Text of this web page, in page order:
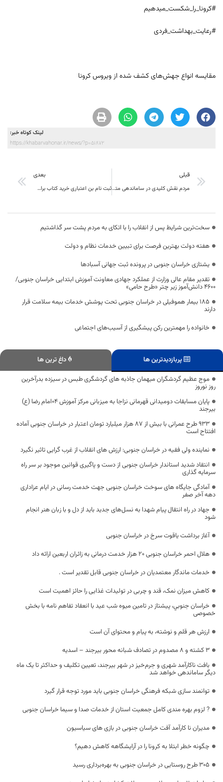
#کرونا_را_شکست_میدهیم
#رعایت_بهداشت_فردی
مقایسه انواع جهش‌های کشف شده از ویروس کرونا
لینک کوتاه خبر:
https://khabarvahonar.ir/news/?p=51872
قبلی
مردم نقش کلیدی در ساماندهی متکدیان و زباله‌گردها دارند
بعدی
ثبت نام بن اعتباری خرید کتاب برای نخستین نمایشگاه مجازی کتاب تهران
سخت‌ترین شرایط پس از انقلاب را با اتکای به مردم پشت سر گذاشتیم
هفته دولت بهترین فرصت برای تبیین خدمات نظام و دولت
یشتازی خراسان جنوبی در پرونده ثبت جهانی آسبادها
تقدیر مقام عالی وزارت از عملکرد جهادی معاونت آموزش ابتدایی خراسان جنوبی/
۴۶۰۰ دانش‌آموز زیر چتر «طرح حامی»
۱۸۵ بیمار هموفیلی در خراسان جنوبی تحت پوشش خدمات بیمه سلامت قرار
دارند
خانواده را مهمترین رکن پیشگیری از آسیب‌های اجتماعی
پربازدیدترین ها
داغ ترین ها
موج عظیم گردشگران میهمان جاذبه های گردشگری طبس در سیزده بدرآخرین
روز نوروز
پایان مسابقات دومیدانی قهرمانی نزاجا به میزبانی مرکز آموزش ۰۴امام رضا (ع)
بیرجند
۹۳۳ طرح عمرانی با بیش از ۸۷ هزار میلیارد تومان اعتبار در خراسان جنوبی آماده
افتتاح است
نماینده ولی فقیه در خراسان جنوبی: ارزش های انقلاب از غرب گرایی تاثیر نگیرد
انتقاد شدید استاندار خراسان جنوبی از دست و پاگیری قوانین موجود بر سر راه
سرمایه گذاری
آمادگی جایگاه های سوخت خراسان جنوبی جهت خدمت رسانی در ایام عزاداری
دهه آخر صفر
جهاد در راه انتقال پیام شهدا به نسل‌های جدید باید از دل و با زبان هنر انجام
شود
آغاز برداشت یاقوت سرخ در خراسان جنوبی
هلال احمر خراسان‌ جنوبی ۲۰ هزار خدمت درمانی به زائران اربعین ارائه داد
خدمات ماندگار معتمدیان در خراسان جنوبی قابل تقدیر است .
کاهش میزان نمک، قند و چربی در تولیدات غذایی را حائز اهمیت است
خراسان جنوبي، پيشتاز در تامين ميوه شب عيد با انعقاد تفاهم نامه با بخش
خصوصی
ارزش هر قلم و نوشته، به پیام و محتوای آن است
۳ کشته و ۸ مصدوم در تصادف شبانه محور بیرجند – اسدیه
بافت ناکارآمد شهری و جرم‌خیز در شهر بیرجند، تعیین تکلیف و حداکثر تا یک ماه
دیگر ساماندهی خواهد شد
توانمند سازی شبکه فرهنگی خراسان جنوبی باید مورد توجه قرار گیرد
? لزوم بهره مندی کامل جمعیت استان از خدمات صدا و سیما خراسان جنوبی
مدیران نا کارآمد آفت خراسان جنوبی در بازی های سیاسیون
چگونه خطر ابتلا به کرونا را در آرایشگاهه کاهش دهیم؟
۳۰۵ طرح روستایی در خراسان جنوبی به بهره‌برداری رسید